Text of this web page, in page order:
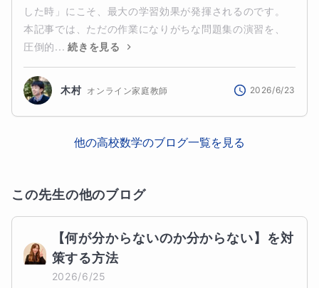
した時」にこそ、最大の学習効果が発揮されるのです。
本記事では、ただの作業になりがちな問題集の演習を、
圧倒的... 続きを見る
木村 オンライン家庭教師 2026/6/23
他の高校数学のブログ一覧を見る
この先生の他のブログ
【何が分からないのか分からない】を対
策する方法
2026/6/25